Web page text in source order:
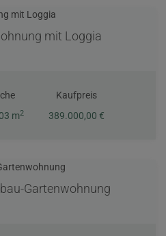
mit Loggia
m2
Kaufpreis
389.000,00 €
Gartenwohnung